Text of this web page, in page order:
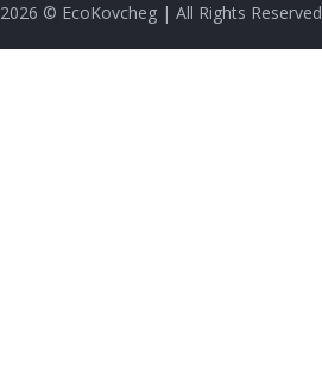
2026 © EcoKovcheg | All Rights Reserved